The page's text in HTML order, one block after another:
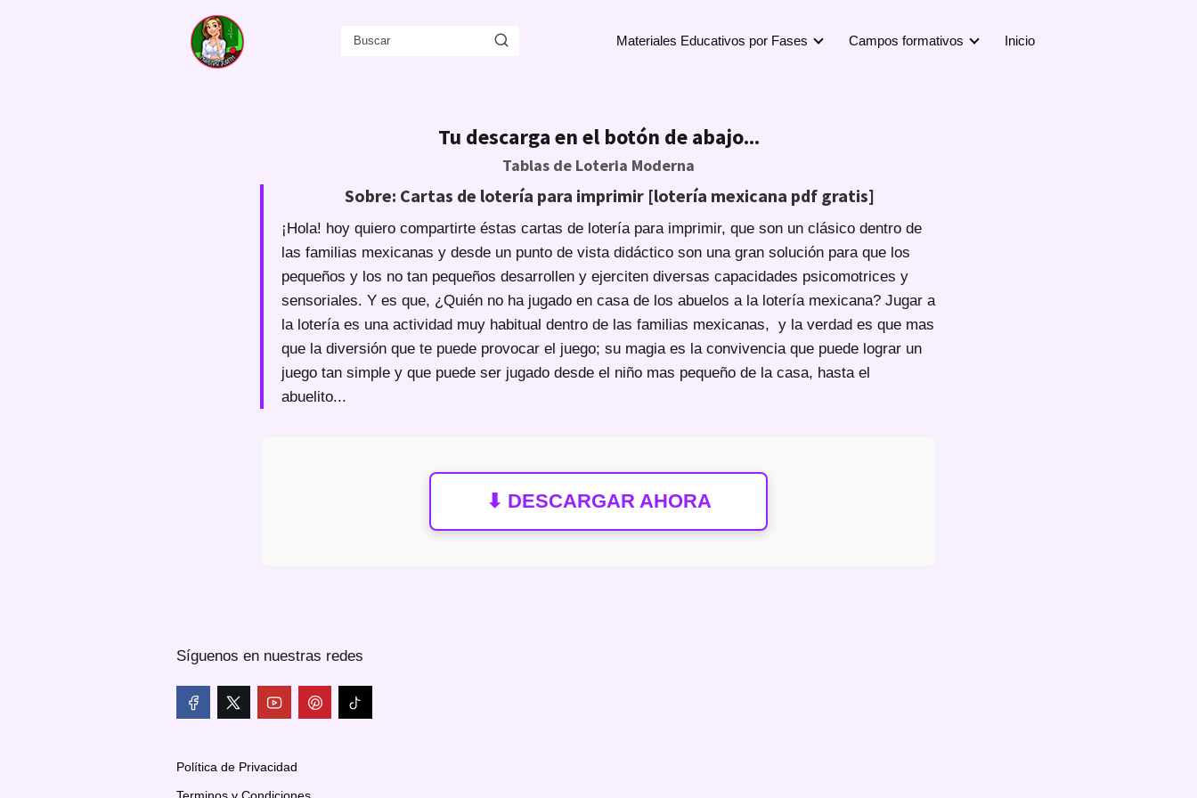
Materiales Educativos por Fases Campos formativos Inicio
Tu descarga en el botón de abajo...
Tablas de Loteria Moderna
Sobre: Cartas de lotería para imprimir [lotería mexicana pdf gratis]
¡Hola! hoy quiero compartirte éstas cartas de lotería para imprimir, que son un clásico dentro de
las familias mexicanas y desde un punto de vista didáctico son una gran solución para que los
pequeños y los no tan pequeños desarrollen y ejerciten diversas capacidades psicomotrices y
sensoriales. Y es que, ¿Quién no ha jugado en casa de los abuelos a la lotería mexicana? Jugar a
la lotería es una actividad muy habitual dentro de las familias mexicanas, y la verdad es que mas
que la diversión que te puede provocar el juego; su magia es la convivencia que puede lograr un
juego tan simple y que puede ser jugado desde el niño mas pequeño de la casa, hasta el
abuelito...
⬇ DESCARGAR AHORA
Síguenos en nuestras redes
Política de Privacidad